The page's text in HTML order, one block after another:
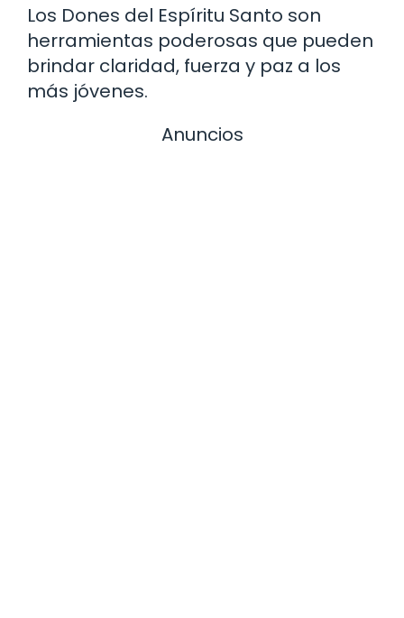
Los Dones del Espíritu Santo son
herramientas poderosas que pueden
brindar claridad, fuerza y paz a los
más jóvenes.
Anuncios